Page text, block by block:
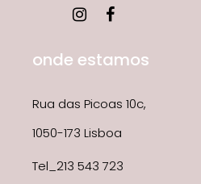
onde estamos
Rua das Picoas 10c,
1050-173 Lisboa
Tel_213 543 723